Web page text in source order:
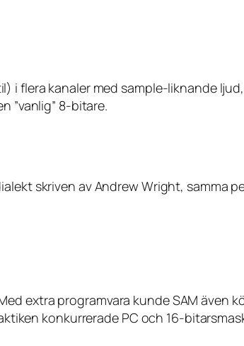
i flera kanaler med sample-liknande
”vanlig” 8-bitare.
skriven av Andrew Wright, samma
extra programvara kunde SAM även
konkurrerade PC och 16-